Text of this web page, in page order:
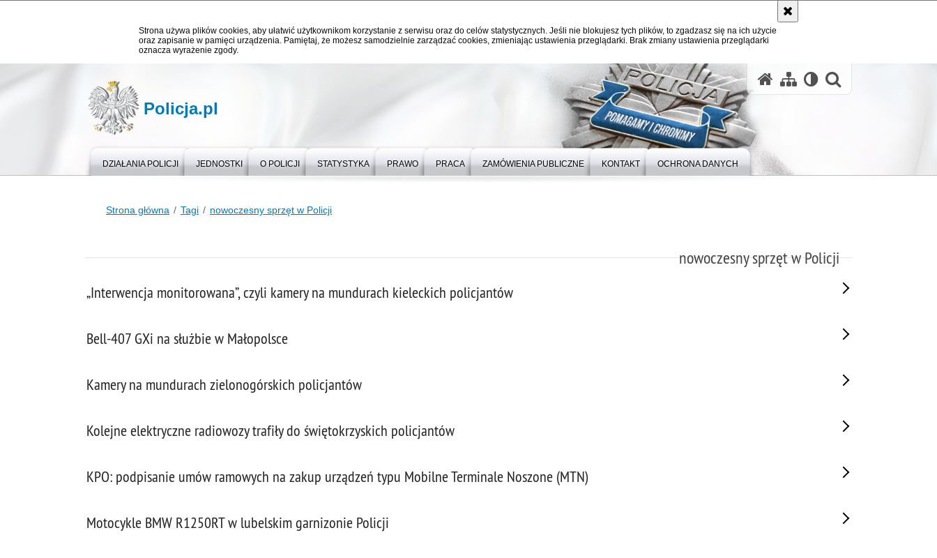
Strona używa plików cookies, aby ułatwić użytkownikom korzystanie z serwisu oraz do celów statystycznych. Jeśli nie blokujesz tych plików, to zgadzasz się na ich użycie
oraz zapisanie w pamięci urządzenia. Pamiętaj, że możesz samodzielnie zarządzać cookies, zmieniając ustawienia przeglądarki. Brak zmiany ustawienia przeglądarki
oznacza wyrażenie zgody.
Policja.pl
DZIAŁANIA POLICJI JEDNOSTKI O POLICJI STATYSTYKA PRAWO PRACA ZAMÓWIENIA PUBLICZNE KONTAKT OCHRONA DANYCH
Strona główna Tagi nowoczesny sprzęt w Policji
nowoczesny sprzęt w Policji
„Interwencja monitorowana”, czyli kamery na mundurach kieleckich policjantów
Bell-407 GXi na służbie w Małopolsce
Kamery na mundurach zielonogórskich policjantów
Kolejne elektryczne radiowozy trafiły do świętokrzyskich policjantów
KPO: podpisanie umów ramowych na zakup urządzeń typu Mobilne Terminale Noszone (MTN)
Motocykle BMW R1250RT w lubelskim garnizonie Policji